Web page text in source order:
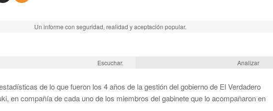
Un informe con seguridad, realidad y aceptación popular.
Escuchar. Analizar
de lo que fueron los 4 años de la gestión del gobierno de El Verdadero
en compañía de cada uno de los miembros del gabinete que lo acompañaron en